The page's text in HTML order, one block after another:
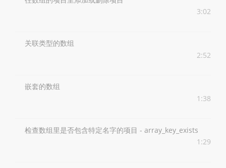
3:02
关联类型的数组
2:52
嵌套的数组
1:38
检查数组里是否包含特定名字的项目 - array_key_exists
1:29